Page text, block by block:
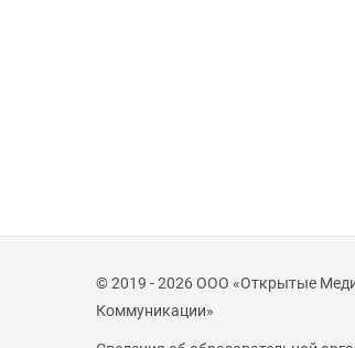
© 2019 - 2026 ООО «Открытые
Коммуникации»